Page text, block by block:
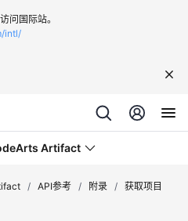
问国际站。
intl/
Artifact
/ API参考 / 附录 / 获取项目